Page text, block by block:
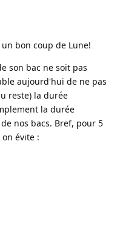
bon coup de Lune!
son bac ne soit pas
aujourd'hui de ne pas
reste) la durée
la durée
nos bacs. Bref, pour 5
évite :